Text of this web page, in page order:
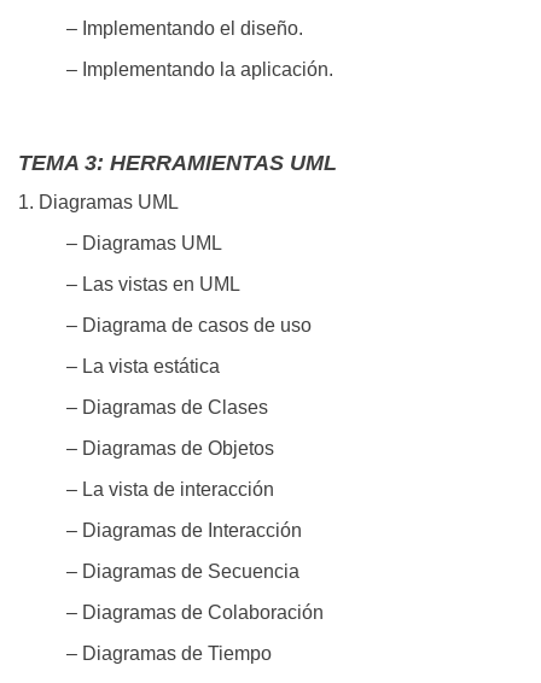
– Implementando el diseño.
– Implementando la aplicación.
TEMA 3: HERRAMIENTAS UML
1. Diagramas UML
– Diagramas UML
– Las vistas en UML
– Diagrama de casos de uso
– La vista estática
– Diagramas de Clases
– Diagramas de Objetos
– La vista de interacción
– Diagramas de Interacción
– Diagramas de Secuencia
– Diagramas de Colaboración
– Diagramas de Tiempo